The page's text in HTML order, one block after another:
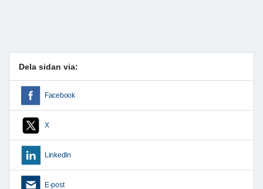
Dela sidan via:
Facebook
X
LinkedIn
E-post